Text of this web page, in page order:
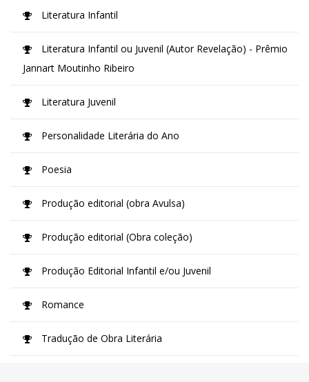
Literatura Infantil
Literatura Infantil ou Juvenil (Autor Revelação) - Prêmio
Jannart Moutinho Ribeiro
Literatura Juvenil
Personalidade Literária do Ano
Poesia
Produção editorial (obra Avulsa)
Produção editorial (Obra coleção)
Produção Editorial Infantil e/ou Juvenil
Romance
Tradução de Obra Literária